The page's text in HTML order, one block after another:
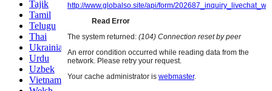
Tajik
Tamil
Telugu
Thai
Ukrainian
Urdu
Uzbek
Vietnamese